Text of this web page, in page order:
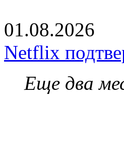
01.08.2026
Netflix
Еще два